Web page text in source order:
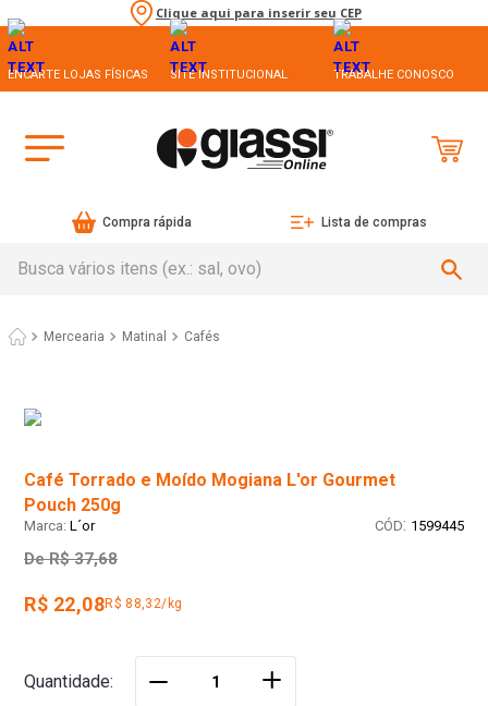
Clique aqui para inserir seu CEP
ENCARTE LOJAS FÍSICAS SITE INSTITUCIONAL TRABALHE CONOSCO
Compra rápida Lista de compras
Mercearia Matinal Cafés
Café Torrado e Moído Mogiana L'or Gourmet
Pouch 250g
L´or : 1599445
De R$ 37,68
R$ 22,08R$ 88,32/kg
Quantidade ＋